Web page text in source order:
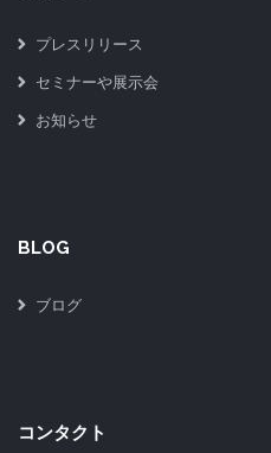
プレスリリース
セミナーや展示会
お知らせ
BLOG
ブログ
コンタクト